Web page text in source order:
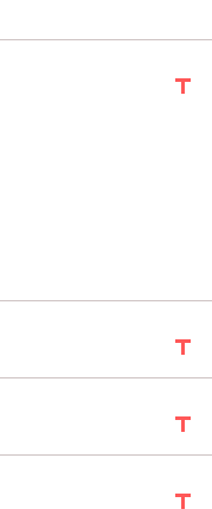
もたらします。